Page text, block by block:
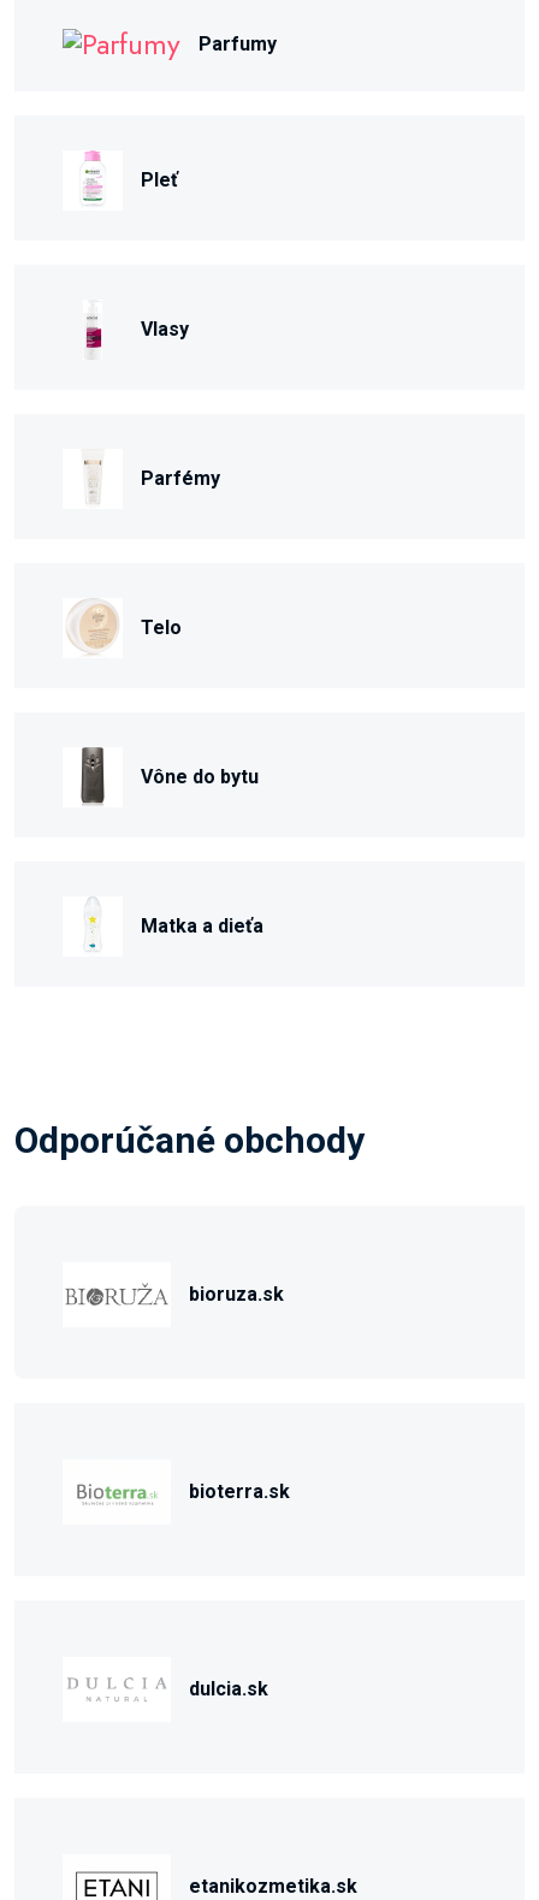
Parfumy
Pleť
Vlasy
Parfémy
Telo
Vône do bytu
Matka a dieťa
Odporúčané obchody
bioruza.sk
bioterra.sk
dulcia.sk
etanikozmetika.sk